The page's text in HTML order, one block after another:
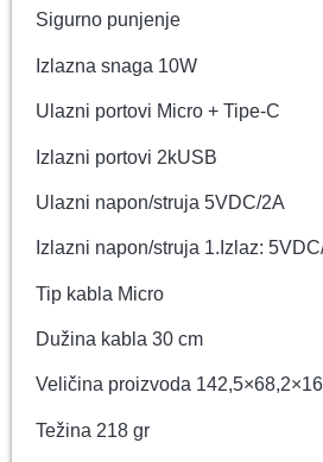
Sigurno punjenje
Izlazna snaga 10W
Ulazni portovi Micro + Tipe-C
Izlazni portovi 2kUSB
Ulazni napon/struja 5VDC/2A
Izlazni napon/struja 1.Izlaz:
Tip kabla Micro
Dužina kabla 30 cm
Veličina proizvoda
Težina 218 gr